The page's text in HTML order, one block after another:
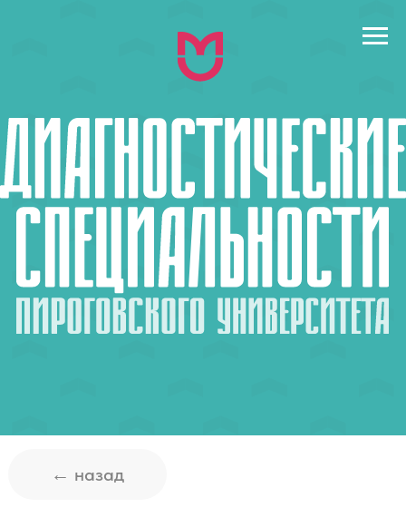
← назад
работа, которая увлекает